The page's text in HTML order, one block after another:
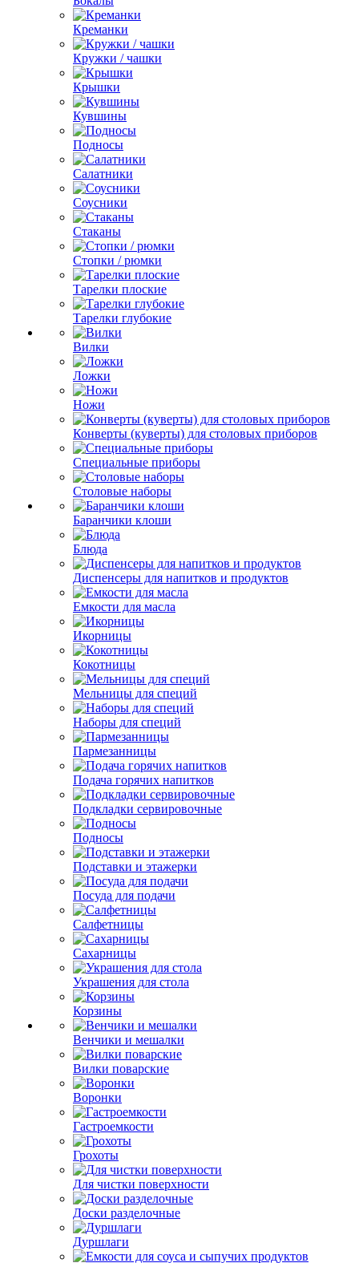
Креманки
Кружки / чашки
Крышки
Кувшины
Подносы
Салатники
Соусники
Стаканы
Стопки / рюмки
Тарелки плоские
Тарелки глубокие
Вилки
Ложки
Ножи
Конверты (куверты) для столовых приборов
Специальные приборы
Столовые наборы
Баранчики клоши
Блюда
Диспенсеры для напитков и продуктов
Емкости для масла
Икорницы
Кокотницы
Мельницы для специй
Наборы для специй
Пармезанницы
Подача горячих напитков
Подкладки сервировочные
Подносы
Подставки и этажерки
Посуда для подачи
Салфетницы
Сахарницы
Украшения для стола
Корзины
Венчики и мешалки
Вилки поварские
Воронки
Гастроемкости
Грохоты
Для чистки поверхности
Доски разделочные
Дуршлаги